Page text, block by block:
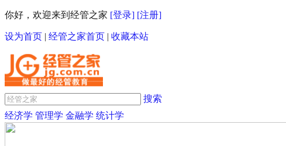
你好，欢迎来到经管之家 [登录] [注册]
设为首页 | 经管之家首页 | 收藏本站
搜索
经济学 管理学 金融学 统计学